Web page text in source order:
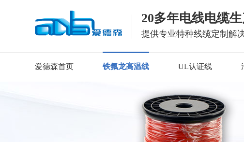
20多年电线电缆
提供专业特种线缆定制解
爱德森首页 铁氟龙高温线 UL认证线